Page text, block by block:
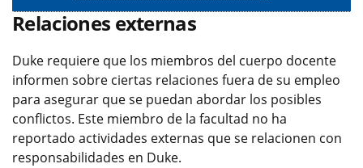
Relaciones externas
Duke requiere que los miembros del cuerpo docente
informen sobre ciertas relaciones fuera de su empleo
para asegurar que se puedan abordar los posibles
conflictos. Este miembro de la facultad no ha
reportado actividades externas que se relacionen con
responsabilidades en Duke.